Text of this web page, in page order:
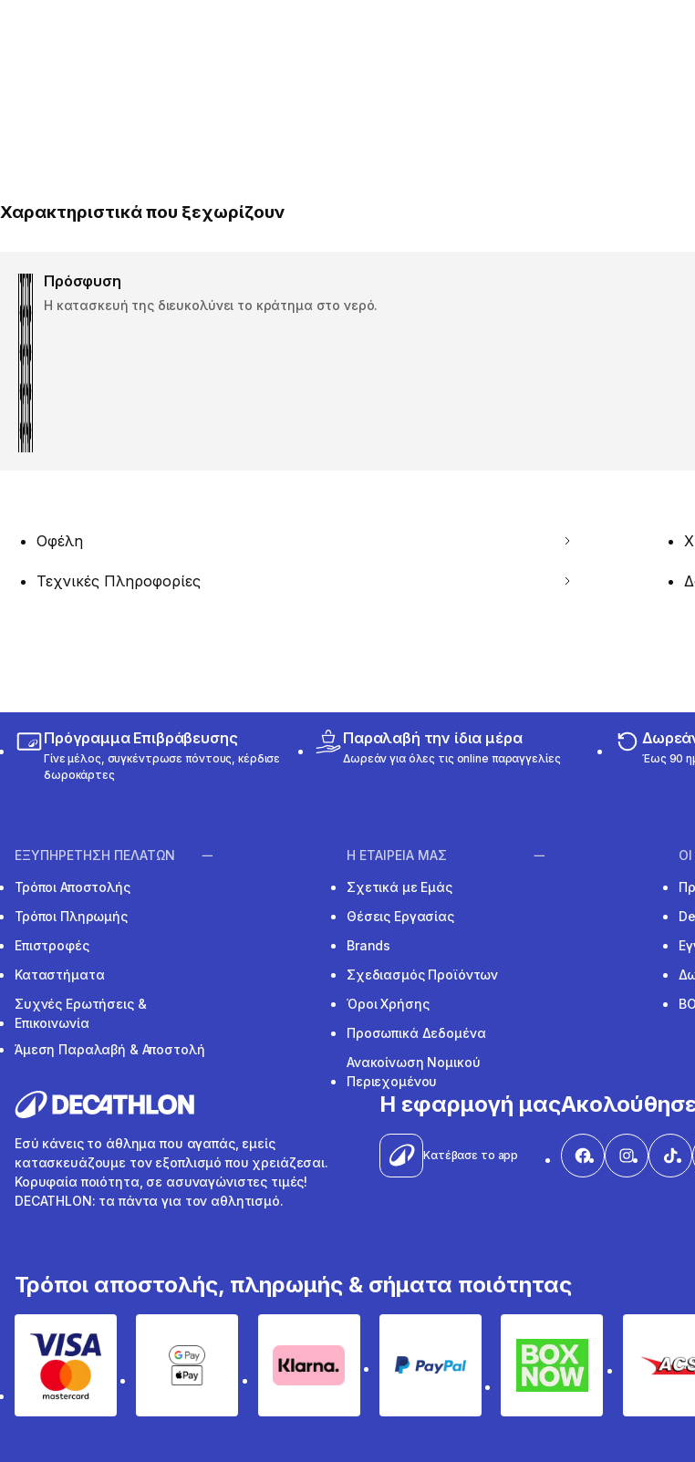
Χαρακτηριστικά που ξεχωρίζουν
Πρόσφυση
Η κατασκευή της διευκολύνει το κράτημα στο νερό.
Οφέλη
Τεχνικές Πληροφορίες
Πρόγραμμα Επιβράβευσης
Γίνε μέλος, συγκέντρωσε πόντους, κέρδισε
δωροκάρτες
Παραλαβή την ίδια μέρα
Δωρεάν για όλες τις online παραγγελίες Έως 90
ΕΞΥΠΗΡΕΤΗΣΗ ΠΕΛΑΤΩΝ
Τρόποι Αποστολής
Τρόποι Πληρωμής
Επιστροφές
Καταστήματα
Συχνές Ερωτήσεις &
Επικοινωνία
Άμεση Παραλαβή & Αποστολή
Η ΕΤΑΙΡΕΙΑ ΜΑΣ
Σχετικά με Εμάς
Θέσεις Εργασίας
Brands
Σχεδιασμός Προϊόντων
Όροι Χρήσης
Προσωπικά Δεδομένα
Ανακοίνωση Νομικού
Περιεχομένου
Εσύ κάνεις το άθλημα που αγαπάς, εμείς
κατασκευάζουμε τον εξοπλισμό που χρειάζεσαι.
Κορυφαία ποιότητα, σε ασυναγώνιστες τιμές!
DECATHLON: τα πάντα για τον αθλητισμό.
Η εφαρμογή μας
Κατέβασε το app
Τρόποι αποστολής, πληρωμής & σήματα ποιότητας
Visa & MastercardGoogle Pay & Apple Pay
Klarna PayPal Box Now